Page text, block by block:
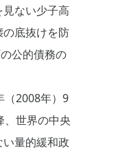
ない少子高
底抜けを防
公的債務の
（2008年）9
、世界の中央
量的緩和政